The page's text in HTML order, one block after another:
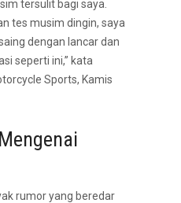
tersulit bagi saya.
tes musim dingin, saya
dengan lancar dan
seperti ini,” kata
Sports, Kamis
rumor yang beredar